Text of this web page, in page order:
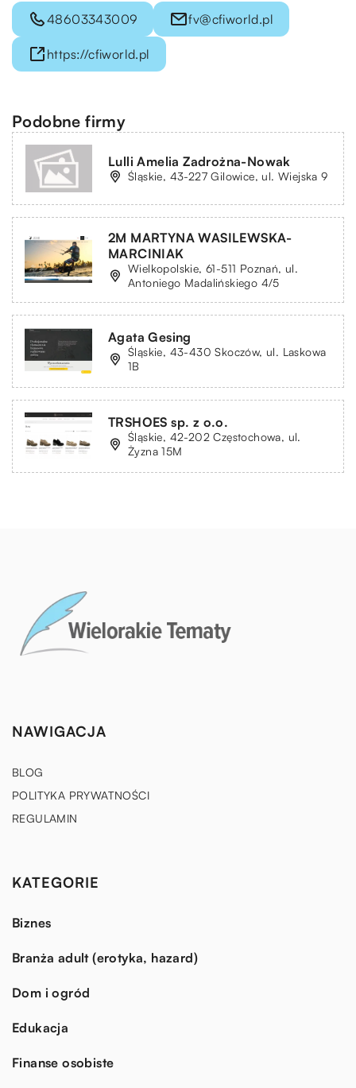
48603343009 fv@cfiworld.pl
https://cfiworld.pl
Podobne firmy
Lulli Amelia Zadrożna-Nowak
Śląskie, 43-227 Gilowice, ul. Wiejska 9
2M MARTYNA WASILEWSKA-
MARCINIAK
Wielkopolskie, 61-511 Poznań, ul.
Antoniego Madalińskiego 4/5
Agata Gesing
Śląskie, 43-430 Skoczów, ul. Laskowa
1B
TRSHOES sp. z o.o.
Śląskie, 42-202 Częstochowa, ul.
Żyzna 15M
NAWIGACJA
BLOG
POLITYKA PRYWATNOŚCI
REGULAMIN
KATEGORIE
Biznes
Branża adult (erotyka, hazard)
Dom i ogród
Edukacja
Finanse osobiste